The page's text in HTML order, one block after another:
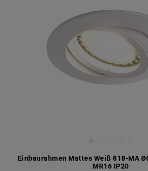
Einbaurahmen Mattes Weiß 818-MA
MR16 IP20